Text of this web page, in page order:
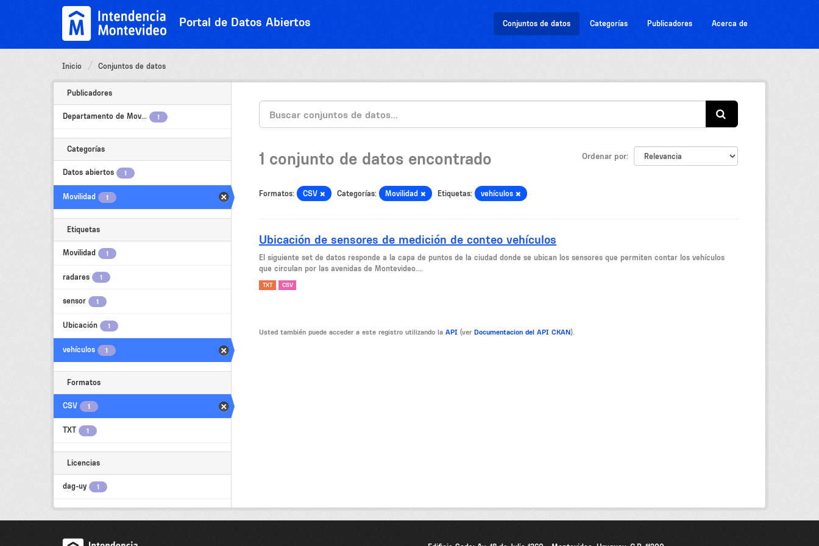
Portal de Datos Abiertos Conjuntos de datos Categorías Publicadores Acerca de
Inicio Conjuntos de datos
Publicadores
Departamento de Mov... 1
Categorías
Datos abiertos 1
Movilidad 1
Etiquetas
Movilidad 1
radares 1
sensor 1
Ubicación 1
vehículos 1
Formatos
CSV 1
TXT 1
Licencias
dag-uy 1
Ordenar por
1 conjunto de datos encontrado
Formatos: CSV Categorías: Movilidad Etiquetas: vehículos
Ubicación de sensores de medición de conteo vehículos
El siguiente set de datos responde a la capa de puntos de la ciudad donde se ubican los sensores que permiten contar los vehículos
que circulan por las avenidas de Montevideo....
TXT CSV
Usted también puede acceder a este registro utilizando la API (ver Documentacion del API CKAN).